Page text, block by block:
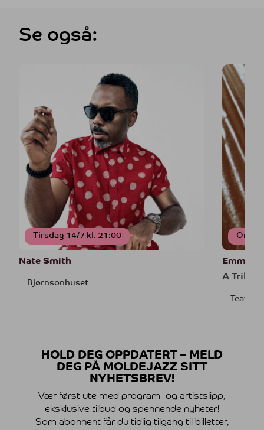
Se også:
Tirsdag 14/7 kl. 21:00
Nate Smith
Bjørnsonhuset
Emma-
A
Teatret
HOLD DEG OPPDATERT – MELD
DEG PÅ MOLDEJAZZ SITT
NYHETSBREV!
Vær først ute med program- og artistslipp,
eksklusive tilbud og spennende nyheter!
Som abonnent får du tidlig tilgang til billetter,